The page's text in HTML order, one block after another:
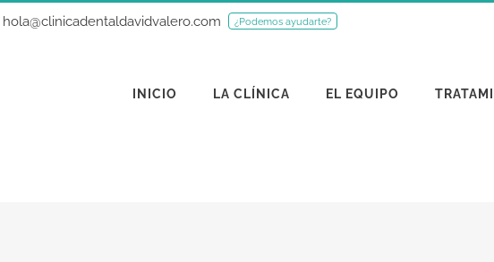
hola@clinicadentaldavidvalero.com ¿Podemos ayudarte?
INICIO LA CLÍNICA EL EQUIPO